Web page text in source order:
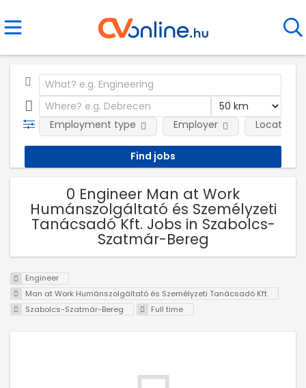
Employment type Employer Location
0 Engineer Man at Work
Humánszolgáltató és Személyzeti
Tanácsadó Kft. Jobs in Szabolcs-
Szatmár-Bereg
Engineer
Man at Work Humánszolgáltató és Személyzeti Tanácsadó Kft.
Szabolcs-Szatmár-Bereg
Full time